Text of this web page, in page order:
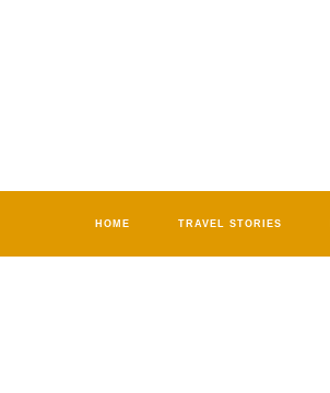
HOME TRAVEL STORIES